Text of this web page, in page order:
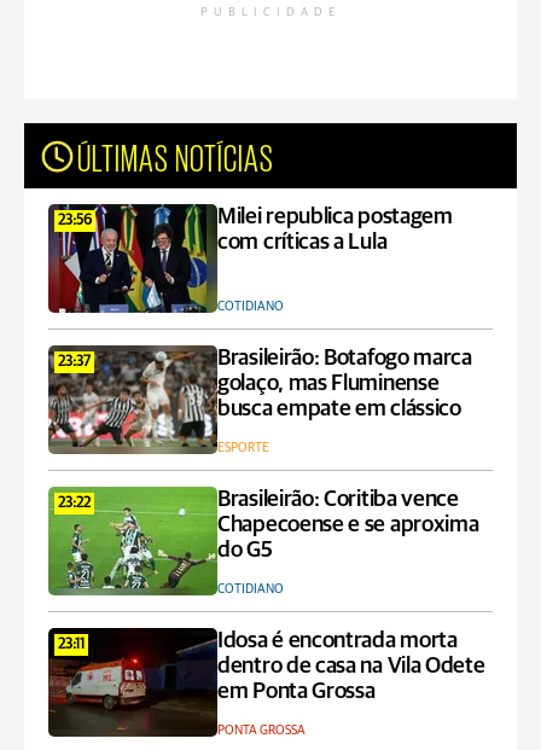
PUBLICIDADE
ÚLTIMAS NOTÍCIAS
23:56
Milei republica postagem
com críticas a Lula
COTIDIANO
23:37
Brasileirão: Botafogo marca
golaço, mas Fluminense
busca empate em clássico
ESPORTE
23:22
Brasileirão: Coritiba vence
Chapecoense e se aproxima
do G5
COTIDIANO
23:11
Idosa é encontrada morta
dentro de casa na Vila Odete
em Ponta Grossa
PONTA GROSSA